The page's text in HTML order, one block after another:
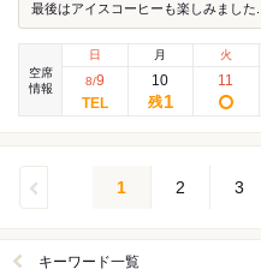
最後はアイスコーヒーも楽しみました...
空席
情報
日
8/9
月
10
残1
火
11
1 2 3
キーワード一覧